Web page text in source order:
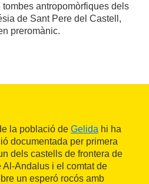
antropomòrfiques dels
de Sant Pere del Castell,
preromànic.
la població de Gelida hi ha
documentada per primera
dels castells de frontera de
Al-Andalus i el comtat de
un esperó rocós amb